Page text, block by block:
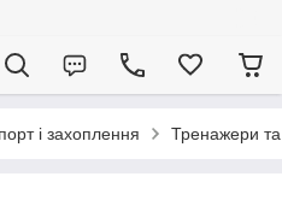
і захоплення Тренажери